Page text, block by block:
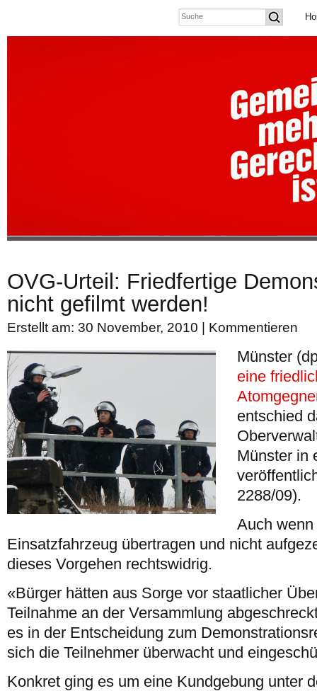
OVG-Urteil: Friedfertige
nicht gefilmt werden!
Erstellt am: 30 November, 2010 | Kommentieren
Münster
eine
entschied
Münster in
2288/09).
Auch
Einsatzfahrzeug übertragen und nicht
dieses Vorgehen rechtswidrig.
«Bürger hätten aus Sorge vor staatlicher
Teilnahme an der Versammlung
es in der Entscheidung zum
sich die Teilnehmer überwacht und
Konkret ging es um eine Kundgebung unter